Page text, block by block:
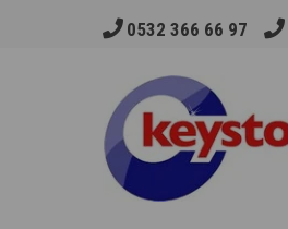
0532 366 66 97